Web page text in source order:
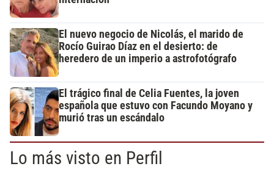
El nuevo negocio de Nicolás, el marido de
Rocío Guirao Díaz en el desierto: de
heredero de un imperio a astrofotógrafo
El trágico final de Celia Fuentes, la joven
española que estuvo con Facundo Moyano y
murió tras un escándalo
Lo más visto en Perfil